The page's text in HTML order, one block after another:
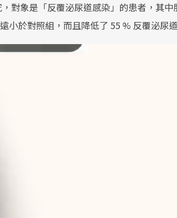
對象是「反覆泌尿道感染」的患者，其
小於對照組，而且降低了 55 % 反覆泌尿